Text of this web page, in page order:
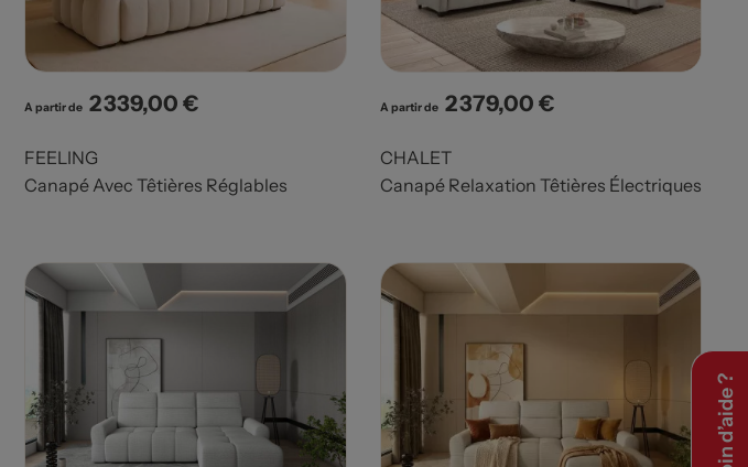
A partir de Prix
2 339,00 €
FEELING
Canapé Avec Têtières Réglables
A partir de Prix
2 379,00 €
CHALET
Canapé Relaxation Têtières Électriques